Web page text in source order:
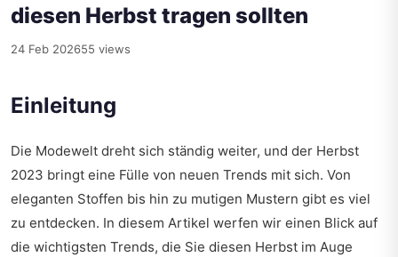
diesen Herbst tragen sollten
24 Feb 202655 views
Einleitung
Die Modewelt dreht sich ständig weiter, und der Herbst
2023 bringt eine Fülle von neuen Trends mit sich. Von
eleganten Stoffen bis hin zu mutigen Mustern gibt es viel
zu entdecken. In diesem Artikel werfen wir einen Blick auf
die wichtigsten Trends, die Sie diesen Herbst im Auge